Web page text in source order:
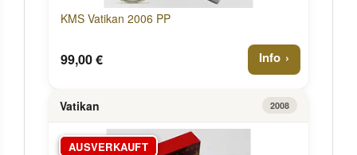
KMS Vatikan 2006 PP
99,00 € Info
Vatikan 2008
AUSVERKAUFT